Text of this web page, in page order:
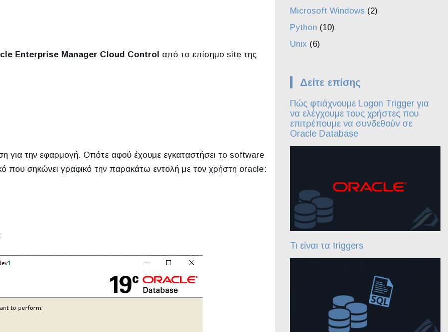
Enterprise Manager Cloud Control από το επίσημο site της
για την εφαρμογή. Οπότε αφού έχουμε εγκαταστήσει το software
που σηκώνει γραφικό την παρακάτω εντολή με τον χρήστη oracle:
Microsoft Windows (2)
Python (10)
Unix (6)
Δείτε επίσης
Πώς φτιάχνουμε Logon Trigger για
να ελέγχουμε τους χρήστες που
επιτρέπουμε να συνδεθούν σε
Oracle Database
Τι είναι τα triggers